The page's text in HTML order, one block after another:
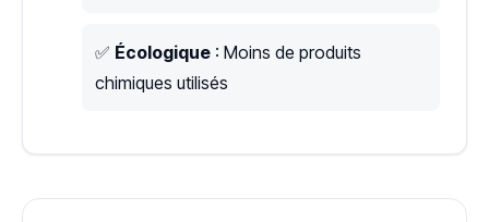
✅ Écologique : Moins de produits
chimiques utilisés